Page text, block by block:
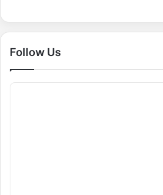
Follow Us